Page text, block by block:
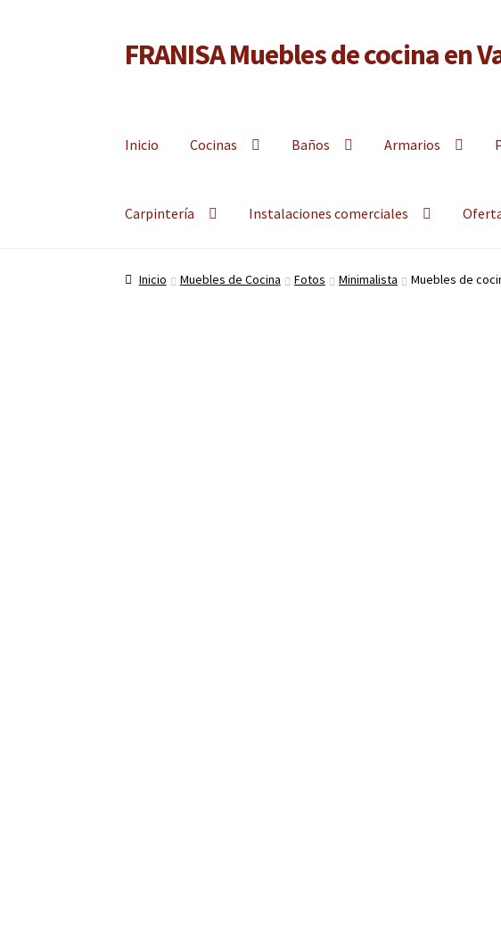
Ir
a
Ir
al
FRANISA Muebles de cocina en
Inicio Cocinas Baños Armarios
Carpintería Instalaciones comerciales
Inicio Muebles de Cocina Fotos Minimalista Muebles de